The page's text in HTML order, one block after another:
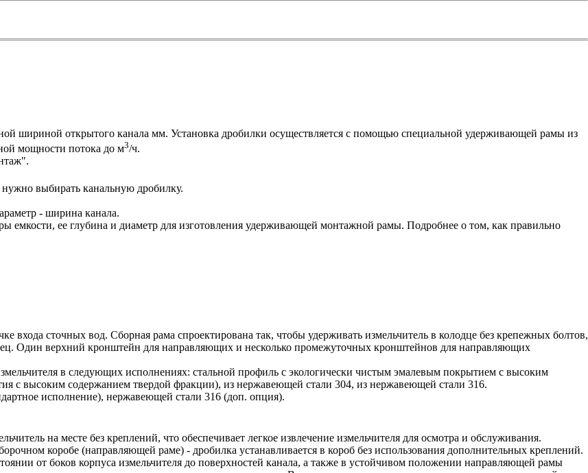
шириной открытого канала мм. Установка дробилки осуществляется с помощью специальной удерживающей рамы из
мощности потока до м3/ч.
выбирать канальную дробилку.
- ширина канала.
емкости, ее глубина и диаметр для изготовления удерживающей монтажной рамы. Подробнее о том, как правильно
входа сточных вод. Сборная рама спроектирована так, чтобы удерживать измельчитель в колодце без крепежных болтов,
Один верхний кронштейн для направляющих и несколько промежуточных кронштейнов для направляющих
в следующих исполнениях: стальной профиль с экологически чистым эмалевым покрытием с высоким
с высоким содержанием твердой фракции), из нержавеющей стали 304, из нержавеющей стали 316.
исполнение), нержавеющей стали 316 (доп. опция).
на месте без креплений, что обеспечивает легкое извлечение измельчителя для осмотра и обслуживания.
коробе (направляющей раме) - дробилка устанавливается в короб без использования дополнительных креплений.
от боков корпуса измельчителя до поверхностей канала, а также в устойчивом положении направляющей рамы